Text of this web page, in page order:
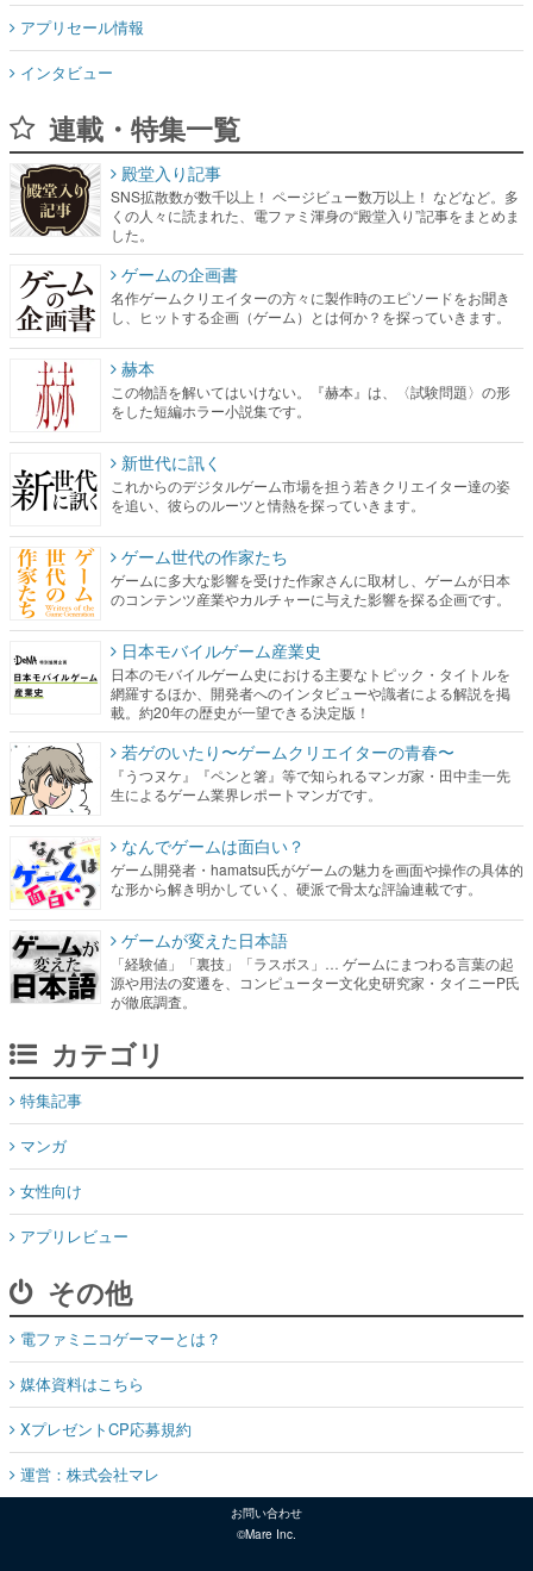
アプリセール情報
インタビュー
連載・特集一覧
殿堂入り記事
SNS拡散数が数千以上！ ページビュー数万以上！ などなど。多
くの人々に読まれた、電ファミ渾身の“殿堂入り”記事をまとめま
した。
ゲームの企画書
名作ゲームクリエイターの方々に製作時のエピソードをお聞き
し、ヒットする企画（ゲーム）とは何か？を探っていきます。
赫本
この物語を解いてはいけない。『赫本』は、〈試験問題〉の形
をした短編ホラー小説集です。
新世代に訊く
これからのデジタルゲーム市場を担う若きクリエイター達の姿
を追い、彼らのルーツと情熱を探っていきます。
ゲーム世代の作家たち
ゲームに多大な影響を受けた作家さんに取材し、ゲームが日本
のコンテンツ産業やカルチャーに与えた影響を探る企画です。
日本モバイルゲーム産業史
日本のモバイルゲーム史における主要なトピック・タイトルを
網羅するほか、開発者へのインタビューや識者による解説を掲
載。約20年の歴史が一望できる決定版！
若ゲのいたり〜ゲームクリエイターの青春〜
『うつヌケ』『ペンと箸』等で知られるマンガ家・田中圭一先
生によるゲーム業界レポートマンガです。
なんでゲームは面白い？
ゲーム開発者・hamatsu氏がゲームの魅力を画面や操作の具体的
な形から解き明かしていく、硬派で骨太な評論連載です。
ゲームが変えた日本語
「経験値」「裏技」「ラスボス」… ゲームにまつわる言葉の起
源や用法の変遷を、コンピューター文化史研究家・タイニーP氏
が徹底調査。
カテゴリ
特集記事
マンガ
女性向け
アプリレビュー
その他
電ファミニコゲーマーとは？
媒体資料はこちら
XプレゼントCP応募規約
運営：株式会社マレ
お問い合わせ
©Mare Inc.